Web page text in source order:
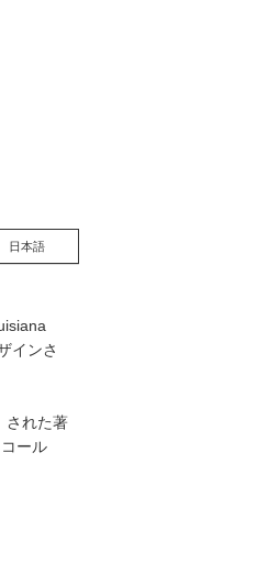
日本語
インさ
された著
ール